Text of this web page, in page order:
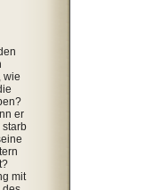
wie
er
starb
mit